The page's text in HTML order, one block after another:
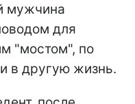
мужчина
для
"мостом", по
в другую жизнь.